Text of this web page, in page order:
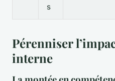
s
Pérenniser
interne